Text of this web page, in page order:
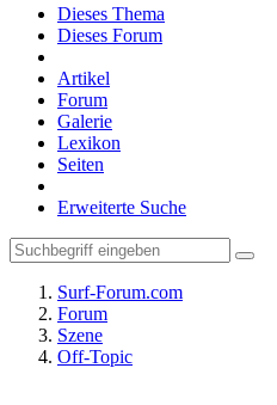
Dieses Thema
Dieses Forum
Artikel
Forum
Galerie
Lexikon
Seiten
Erweiterte Suche
Surf-Forum.com
Forum
Szene
Off-Topic